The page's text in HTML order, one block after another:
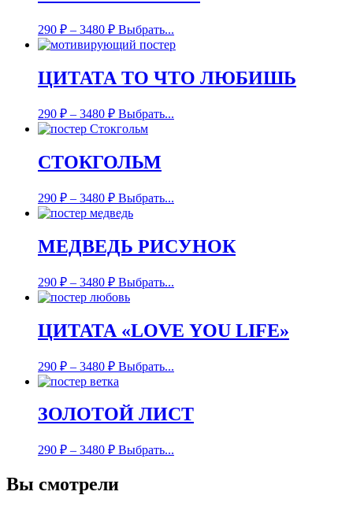
290 ₽ – 3480 ₽ Выбрать...
ЦИТАТА ТО ЧТО ЛЮБИШЬ
290 ₽ – 3480 ₽ Выбрать...
СТОКГОЛЬМ
290 ₽ – 3480 ₽ Выбрать...
МЕДВЕДЬ РИСУНОК
290 ₽ – 3480 ₽ Выбрать...
ЦИТАТА «LOVE YOU LIFE»
290 ₽ – 3480 ₽ Выбрать...
ЗОЛОТОЙ ЛИСТ
290 ₽ – 3480 ₽ Выбрать...
Вы смотрели